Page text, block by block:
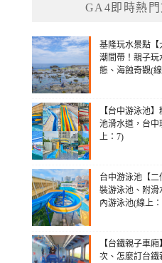
GA4即時熱
基隆玩水景點【
潮間帶！親子玩
態、海蝕奇觀(
【台中游泳池
池滑水道，台
上：7)
台中游泳池【
裝游泳池、附
內游泳池(線上
【台鐵親子車
次、怎麼訂台